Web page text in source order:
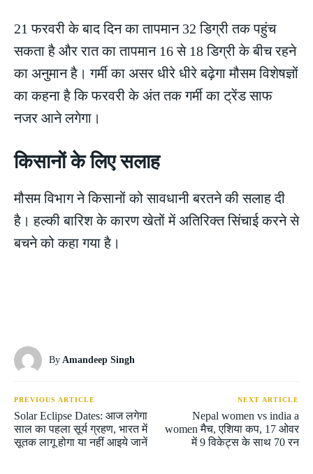
21 फरवरी के बाद दिन का तापमान 32 डिग्री तक पहुंच
सकता है और रात का तापमान 16 से 18 डिग्री के बीच रहने
का अनुमान है। गर्मी का असर धीरे धीरे बढ़ेगा मौसम विशेषज्ञों
का कहना है कि फरवरी के अंत तक गर्मी का ट्रेंड साफ
नजर आने लगेगा।
किसानों के लिए सलाह
मौसम विभाग ने किसानों को सावधानी बरतने की सलाह दी
है। हल्की बारिश के कारण खेतों में अतिरिक्त सिंचाई करने से
बचने को कहा गया है।
By Amandeep Singh
PREVIOUS ARTICLE
Solar Eclipse Dates: आज लगेगा
साल का पहला सूर्य ग्रहण, भारत में
सूतक लागू होगा या नहीं आइये जानें
NEXT ARTICLE
Nepal women vs india a
women मैच, एशिया कप, 17 ओवर
में 9 विकेट्स के साथ 70 रन